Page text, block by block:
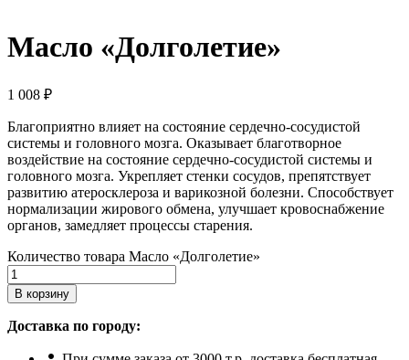
Масло «Долголетие»
1 008 ₽
Благоприятно влияет на состояние сердечно-сосудистой
системы и головного мозга. Оказывает благотворное
воздействие на состояние сердечно-сосудистой системы и
головного мозга. Укрепляет стенки сосудов, препятствует
развитию атеросклероза и варикозной болезни. Способствует
нормализации жирового обмена, улучшает кровоснабжение
органов, замедляет процессы старения.
Количество товара Масло «Долголетие»
В корзину
Доставка по городу: